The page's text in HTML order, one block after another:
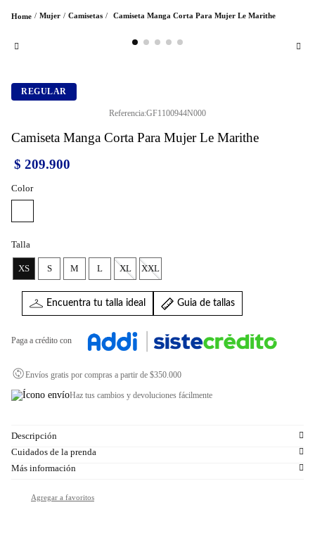
Mujer Camisetas Camiseta Manga Corta Para Mujer Le Marithe
REGULAR
Referencia:GF1100944N000
Camiseta Manga Corta Para Mujer Le Marithe
$ 209.900
Color
Talla
XS S M L XL XXL
Encuentra tu talla ideal Guia de tallas
Paga a crédito con
Envíos gratis por compras a partir de $350.000
Haz tus cambios y devoluciones fácilmente
Descripción
Cuidados de la prenda
Más información